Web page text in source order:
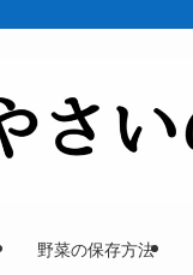
野菜の保存方法